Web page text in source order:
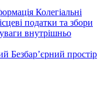
Колегіальні
податки та збори
внутрішньо
Безбар’єрний простір